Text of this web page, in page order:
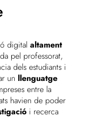
digital altament
pel professorat,
dels estudiants i
un llenguatge
entre la
havien de poder
i recerca